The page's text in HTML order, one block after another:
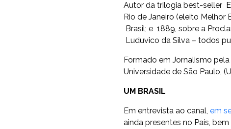
Autor da trilogia best-seller
Rio de Janeiro (eleito Melhor
Brasil; e 1889, sobre a
Luduvico da Silva – todos
Formado em Jornalismo
Universidade de São Paulo,
UM BRASIL
Em entrevista ao canal, em
ainda presentes no País,